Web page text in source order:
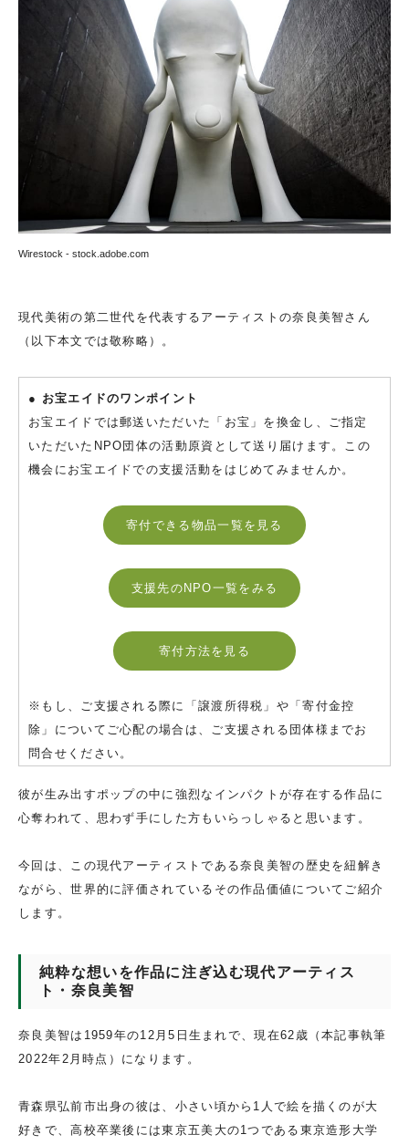
t
r
a
t
Wirestock - stock.adobe.com
現代美術の第二世代を代表するアーティストの奈良美智さん
（以下本文では敬称略）。
● お宝エイドのワンポイント
お宝エイドでは郵送いただいた「お宝」を換金し、ご指定
いただいたNPO団体の活動原資として送り届けます。この
機会にお宝エイドでの支援活動をはじめてみませんか。
寄付できる物品一覧を見る
支援先のNPO一覧をみる
寄付方法を見る
※もし、ご支援される際に「譲渡所得税」や「寄付金控
除」についてご心配の場合は、ご支援される団体様までお
問合せください。
彼が生み出すポップの中に強烈なインパクトが存在する作品に
心奪われて、思わず手にした方もいらっしゃると思います。
今回は、この現代アーティストである奈良美智の歴史を紐解き
ながら、世界的に評価されているその作品価値についてご紹介
します。
純粋な想いを作品に注ぎ込む現代アーティス
ト・奈良美智
奈良美智は1959年の12月5日生まれで、現在62歳（本記事執筆
2022年2月時点）になります。
青森県弘前市出身の彼は、小さい頃から1人で絵を描くのが大
好きで、高校卒業後には東京五美大の1つである東京造形大学